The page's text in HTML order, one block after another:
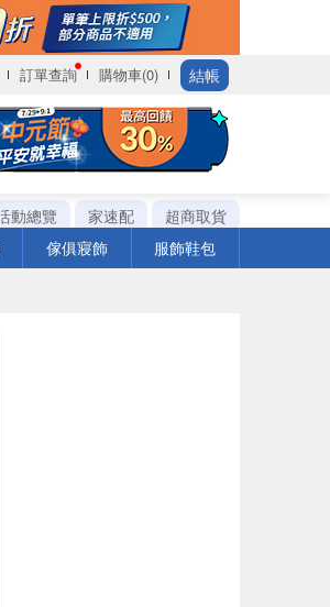
訂單查詢 購物車(0) 結帳
動總覽 家速配
超商取貨
傢俱寢飾 服飾鞋包